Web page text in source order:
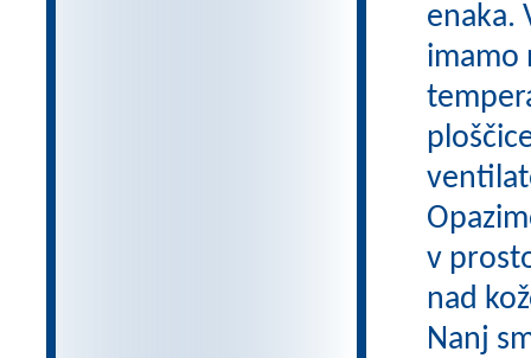
enaka.
imamo
v
nad
Nanj